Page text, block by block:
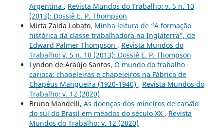
Argentina , Revista Mundos do Trabalho: v. 5 n. 10
(2013): Dossiê E. P. Thompson
Mirta Zaida Lobato, Minha leitura de “A formação
histórica da classe trabalhadora na Inglaterra”, de
Edward Palmer Thompson , Revista Mundos do
Trabalho: v. 5 n. 10 (2013): Dossiê E. P. Thompson
Lyndon de Araújo Santos, O mundo do trabalho
carioca: chapeleiras e chapeleiros na Fábrica de
Chapéus Mangueira (1920-1940) , Revista Mundos do
Trabalho: v. 12 (2020)
Bruno Mandelli, As doenças dos mineiros de carvão
do sul do Brasil em meados do século XX , Revista
Mundos do Trabalho: v. 12 (2020)